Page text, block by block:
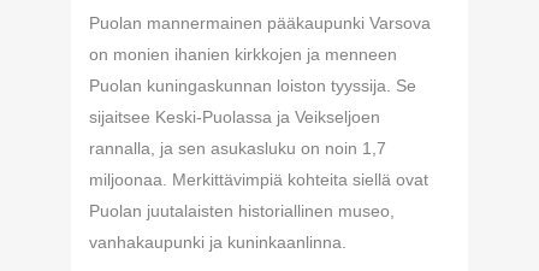
Puolan mannermainen pääkaupunki Varsova
on monien ihanien kirkkojen ja menneen
Puolan kuningaskunnan loiston tyyssija. Se
sijaitsee Keski-Puolassa ja Veikseljoen
rannalla, ja sen asukasluku on noin 1,7
miljoonaa. Merkittävimpiä kohteita siellä ovat
Puolan juutalaisten historiallinen museo,
vanhakaupunki ja kuninkaanlinna.